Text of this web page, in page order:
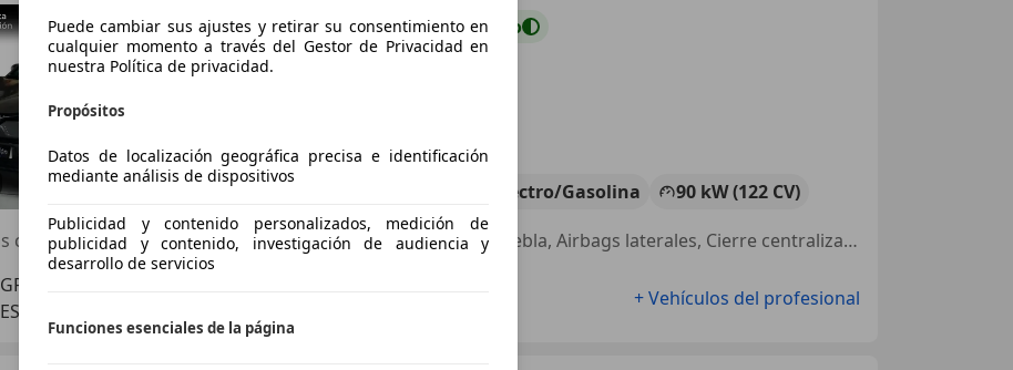
€ 18.5001 Preciojusto
Electro/Gasolina
90 kW (122 CV)
Asientos calef., Control de distancia, Llantas de aleación, Faros antiniebla, Airbags laterales, Cierre centralizado, Climatizador automático, ABS
GRUPOBAFER BURGOS
ES-09195 VILLAGONZALO PEDERNALES
+ Vehículos del profesional
Puede cambiar sus ajustes y retirar su consentimiento en
cualquier momento a través del Gestor de Privacidad en
nuestra Política de privacidad.
Propósitos
Datos de localización geográfica precisa e identificación
mediante análisis de dispositivos
Publicidad y contenido personalizados, medición de
publicidad y contenido, investigación de audiencia y
desarrollo de servicios
Funciones esenciales de la página